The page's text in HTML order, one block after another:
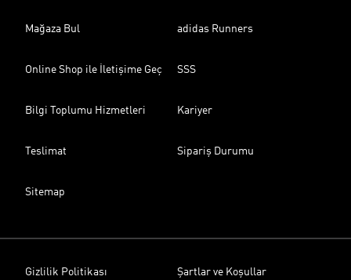
Mağaza Bul adidas Runners
Online Shop ile İletişime Geç SSS
Bilgi Toplumu Hizmetleri Kariyer
Teslimat Sipariş Durumu
Sitemap
Gizlilik Politikası Şartlar ve Koşullar